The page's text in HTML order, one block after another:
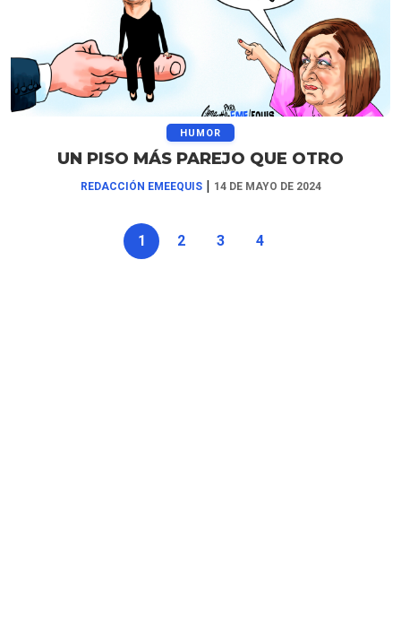
HUMOR
UN PISO MÁS PAREJO QUE OTRO
REDACCIÓN EMEEQUIS | 14 DE MAYO DE 2024
1 2 3 4